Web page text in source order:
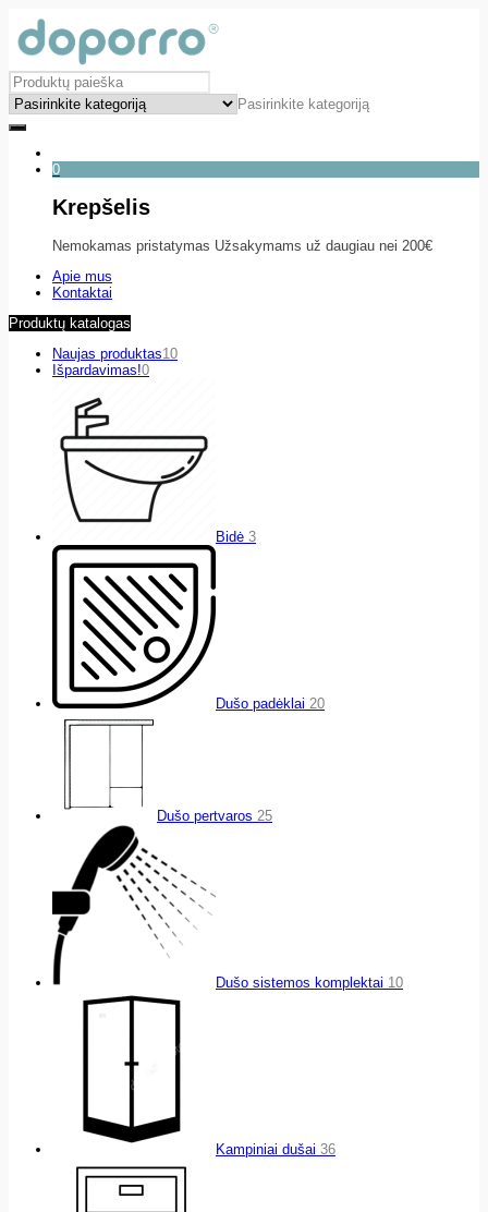
Pasirinkite kategoriją
0
Krepšelis
Nemokamas pristatymas Užsakymams už daugiau nei 200€
Apie mus
Kontaktai
Produktų katalogas
Naujas produktas10
Išpardavimas!0
Bidė 3
Dušo padėklai 20
Dušo pertvaros 25
Dušo sistemos komplektai 10
Kampiniai dušai 36